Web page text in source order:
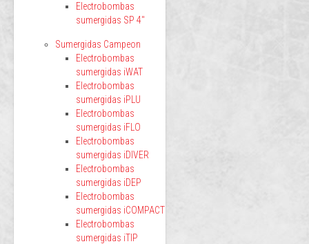
Electrobombas
sumergidas SP 4"
Sumergidas Campeon
Electrobombas
sumergidas iWAT
Electrobombas
sumergidas iPLU
Electrobombas
sumergidas iFLO
Electrobombas
sumergidas iDIVER
Electrobombas
sumergidas iDEP
Electrobombas
sumergidas iCOMPACT
Electrobombas
sumergidas iTIP